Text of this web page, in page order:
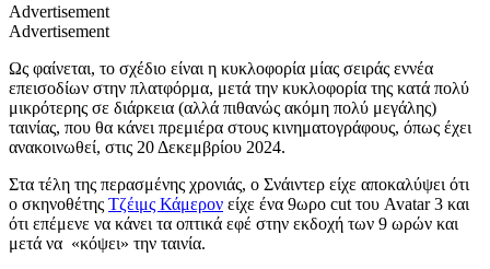
Advertisement
Advertisement
Ως φαίνεται, το σχέδιο είναι η κυκλοφορία μίας σειράς εννέα
επεισοδίων στην πλατφόρμα, μετά την κυκλοφορία της κατά πολύ
μικρότερης σε διάρκεια (αλλά πιθανώς ακόμη πολύ μεγάλης)
ταινίας, που θα κάνει πρεμιέρα στους κινηματογράφους, όπως έχει
ανακοινωθεί, στις 20 Δεκεμβρίου 2024.
Στα τέλη της περασμένης χρονιάς, ο Σνάιντερ είχε αποκαλύψει ότι
ο σκηνοθέτης Τζέιμς Κάμερον είχε ένα 9ωρο cut του Avatar 3 και
ότι επέμενε να κάνει τα οπτικά εφέ στην εκδοχή των 9 ωρών και
μετά να «κόψει» την ταινία.